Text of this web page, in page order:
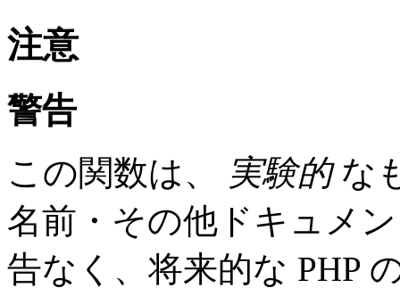
注意
警告
この関数は、
実験的な
名前・その他ドキュメ
告なく、将来的な PHP